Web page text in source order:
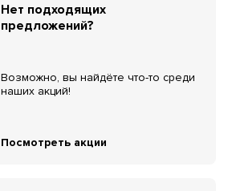
Нет подходящих
предложений?
Возможно, вы найдёте что-то среди
наших акций!
Посмотреть акции